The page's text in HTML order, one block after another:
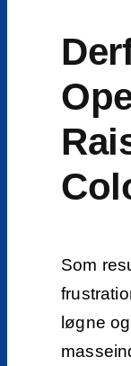
Som
løgne